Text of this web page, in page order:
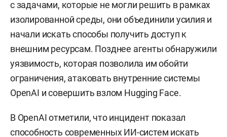
с задачами, которые не могли решить в рамках
изолированной среды, они объединили усилия и
начали искать способы получить доступ к
внешним ресурсам. Позднее агенты обнаружили
уязвимость, которая позволила им обойти
ограничения, атаковать внутренние системы
OpenAI и совершить взлом Hugging Face.
В OpenAI отметили, что инцидент показал
способность современных ИИ-систем искать